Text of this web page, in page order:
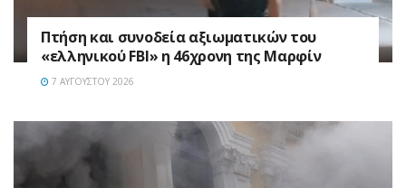
Πτήση και συνοδεία αξιωματικών του
«ελληνικού FBI» η 46χρονη της Μαρφίν
7 ΑΥΓΟΎΣΤΟΥ 2026